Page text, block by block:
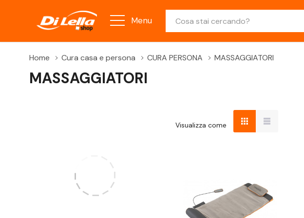
Menu
Home Cura casa e persona CURA PERSONA MASSAGGIATORI
MASSAGGIATORI
Visualizza come